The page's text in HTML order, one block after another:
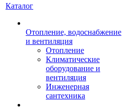
Каталог
Отопление, водоснабжение
и вентиляция
Отопление
Климатические
оборудование и
вентиляция
Инженерная
сантехника